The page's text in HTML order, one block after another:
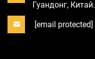
Гуандонг, Китай.
[email protected]